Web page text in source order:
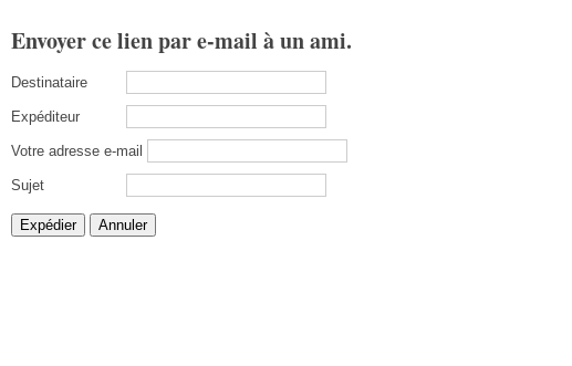
Envoyer ce lien par e-mail à un ami.
Destinataire
Expéditeur
Votre adresse e-mail
Sujet
Expédier Annuler